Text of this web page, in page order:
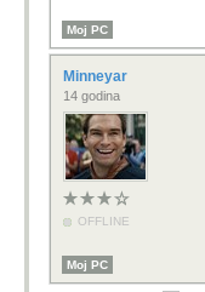
Moj PC
Minneyar
14 godina
OFFLINE
Moj PC